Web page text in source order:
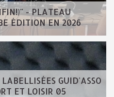
- PLATEAU
ÉDITION EN 2026
GUID'ASSO
ET LOISIR 05